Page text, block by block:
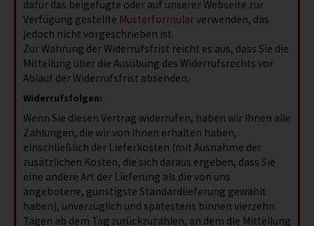
dafür das beigefügte oder auf unserer Webseite zur
Verfügung gestellte Musterformularverwenden, das
jedoch nicht vorgeschrieben ist.
Zur Wahrung der Widerrufsfrist reicht es aus, dass Sie die
Mitteilung über die Ausübung des Widerrufsrechts vor
Ablauf der Widerrufsfrist absenden.
Widerrufsfolgen:
Wenn Sie diesen Vertrag widerrufen, haben wir Ihnen alle
Zahlungen, die wir von Ihnen erhalten haben,
einschließlich der Lieferkosten (mit Ausnahme der
zusätzlichen Kosten, die sich daraus ergeben, dass Sie
eine andere Art der Lieferung als die von uns
angebotene, günstigste Standardlieferung gewählt
haben), unverzüglich und spätestens binnen vierzehn
Tagen ab dem Tag zurückzuzahlen, an dem die Mitteilung